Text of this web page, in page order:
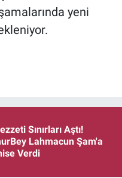
yeni
Sınırları Aştı!
Lahmacun Şam'a
Verdi